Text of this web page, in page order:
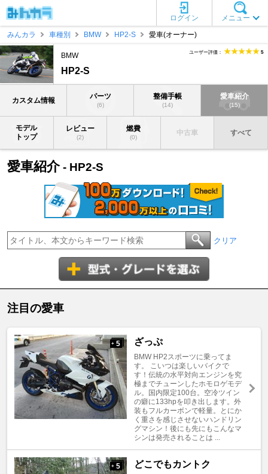
メニュー
ログイン
みんカラ
車種別 BMW HP2-S 愛車(オーナー)
BMW
HP2-S
ユーザー評価： 5
カスタム情報 パーツ
(6)
整備手帳
(14)
愛車紹介
(15)
モデル
トップ
レビュー
(2)
燃費
(0)
中古車 すべて
愛車紹介- HP2-S
クリア
注目の愛車
+ 5 ざっぷ
BMW HP2スポーツに乗ってま
す。 こいつは楽しいバイクで
す！伝統の水平対向エンジンを究
極までチューンしたホモロゲモデ
ル。国内限定100台。空冷ツイン
の癖に133hpを叩き出します。外
装もフルカーボンで軽量。とにか
く重さを感じさせないハンドリン
グマシン！後にも先にもこんなマ
シンは発売されることは ...
+ 5 どこでもカントク